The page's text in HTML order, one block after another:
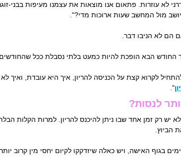
לא עוזרות. פתאום אנו מוצאות את עצמנו מעיפות בבני-
מול המחשב שעות ארוכות מדי?".
הם לא הניבו דבר.
החודש הבא הופכת להיות כמעט בלתי נסבלת ככל
לקרוא קצת על הכניסה להריון, איך היא עובדת, ואיך לא
".
לנסות?
רק זמן אחד שבו ניתן להיכנס להריון. למרות הקלות
הביוץ.
בגוף האישה, ויש כאלה שיזדקקו לקיום יחסי מין קרוב